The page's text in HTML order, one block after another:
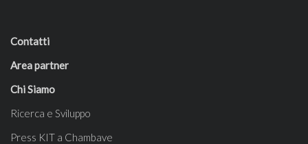
Contatti
Area partner
Chi Siamo
Ricerca e Sviluppo
Press KIT a Chambave